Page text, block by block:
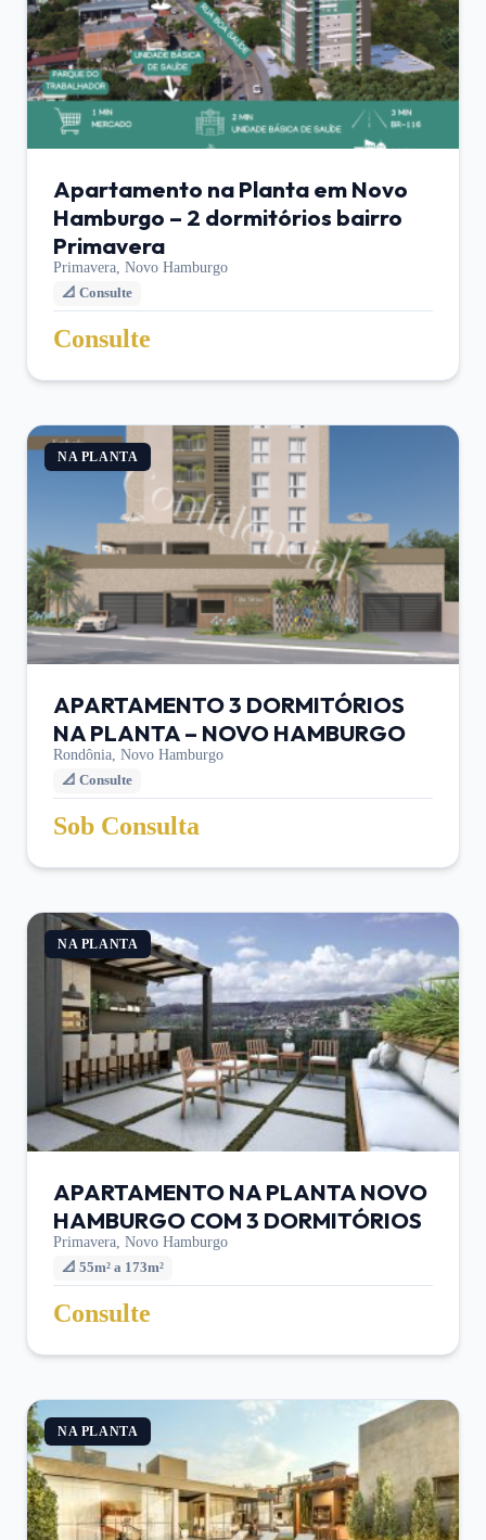
Apartamento na Planta em Novo
Hamburgo – 2 dormitórios bairro
Primavera
Primavera, Novo Hamburgo
📐 Consulte
Consulte
NA PLANTA
APARTAMENTO 3 DORMITÓRIOS
NA PLANTA – NOVO HAMBURGO
Rondônia, Novo Hamburgo
📐 Consulte
Sob Consulta
NA PLANTA
APARTAMENTO NA PLANTA NOVO
HAMBURGO COM 3 DORMITÓRIOS
Primavera, Novo Hamburgo
📐 55m² a 173m²
Consulte
NA PLANTA